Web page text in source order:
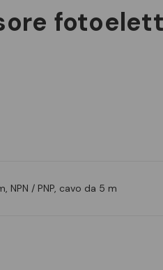
/ PNP, cavo da 5 m